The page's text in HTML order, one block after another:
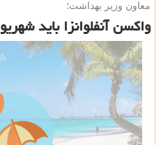
معاون وزیر بهداشت؛
واكسن آنفلوانزا باید